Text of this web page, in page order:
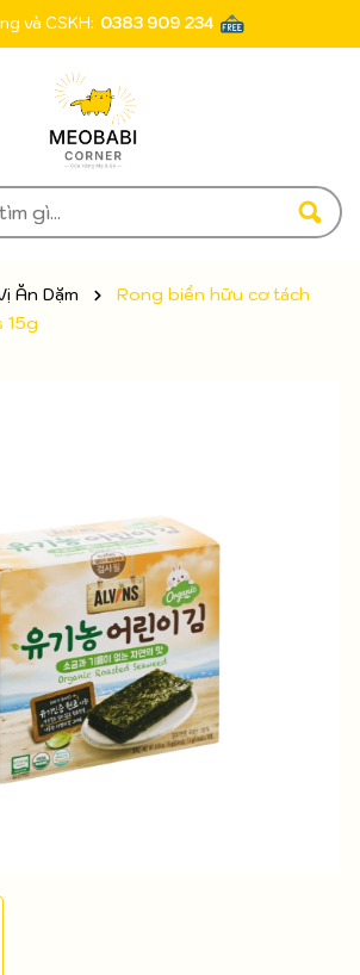
và CSKH: 0383 909 234
Ăn Dặm
Rong biển hữu cơ tách
15g